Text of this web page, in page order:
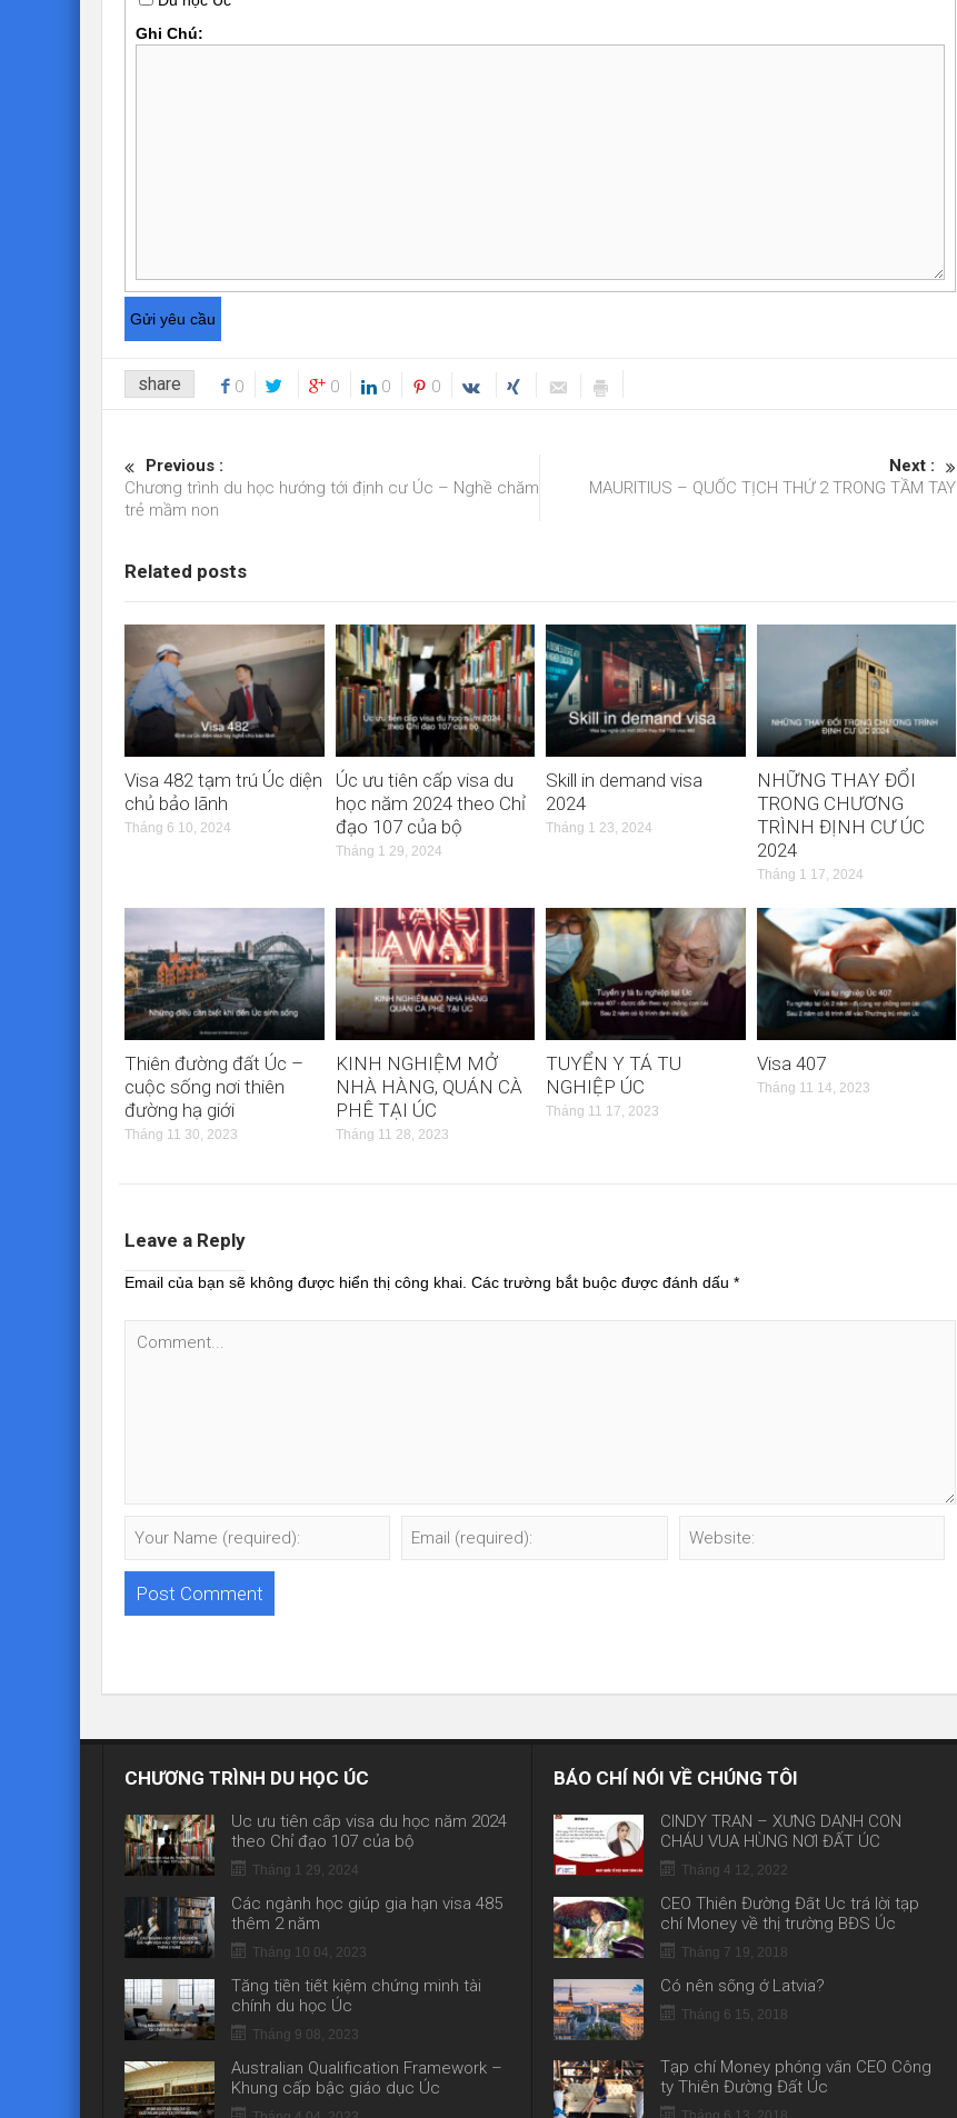
Ghi Chú:
share 0 0 0 0
Previous :
Chương trình du học hướng tới định cư Úc – Nghề chăm
trẻ mầm non
Next :
MAURITIUS – QUỐC TỊCH THỨ 2 TRONG TẦM TAY
Related posts
Visa 482 tạm trú Úc diện
chủ bảo lãnh
Tháng 6 10, 2024
Úc ưu tiên cấp visa du
học năm 2024 theo Chỉ
đạo 107 của bộ
Tháng 1 29, 2024
Skill in demand visa
2024
Tháng 1 23, 2024
NHỮNG THAY ĐỔI
TRONG CHƯƠNG
TRÌNH ĐỊNH CƯ ÚC
2024
Tháng 1 17, 2024
Thiên đường đất Úc –
cuộc sống nơi thiên
đường hạ giới
Tháng 11 30, 2023
KINH NGHIỆM MỞ
NHÀ HÀNG, QUÁN CÀ
PHÊ TẠI ÚC
Tháng 11 28, 2023
TUYỂN Y TÁ TU
NGHIỆP ÚC
Tháng 11 17, 2023
Visa 407
Tháng 11 14, 2023
Leave a Reply
Email của bạn sẽ không được hiển thị công khai. Các trường bắt buộc được đánh dấu *
CHƯƠNG TRÌNH DU HỌC ÚC
Úc ưu tiên cấp visa du học năm 2024
theo Chỉ đạo 107 của bộ
Tháng 1 29, 2024
Các ngành học giúp gia hạn visa 485
thêm 2 năm
Tháng 10 04, 2023
Tăng tiền tiết kiệm chứng minh tài
chính du học Úc
Tháng 9 08, 2023
Australian Qualification Framework –
Khung cấp bậc giáo dục Úc
BÁO CHÍ NÓI VỀ CHÚNG TÔI
CINDY TRẦN – XỨNG DANH CON
CHÁU VUA HÙNG NƠI ĐẤT ÚC
Tháng 4 12, 2022
CEO Thiên Đường Đất Úc trả lời tạp
chí Money về thị trường BĐS Úc
Tháng 7 19, 2018
Có nên sống ở Latvia?
Tháng 6 15, 2018
Tạp chí Money phỏng vấn CEO Công
ty Thiên Đường Đất Úc